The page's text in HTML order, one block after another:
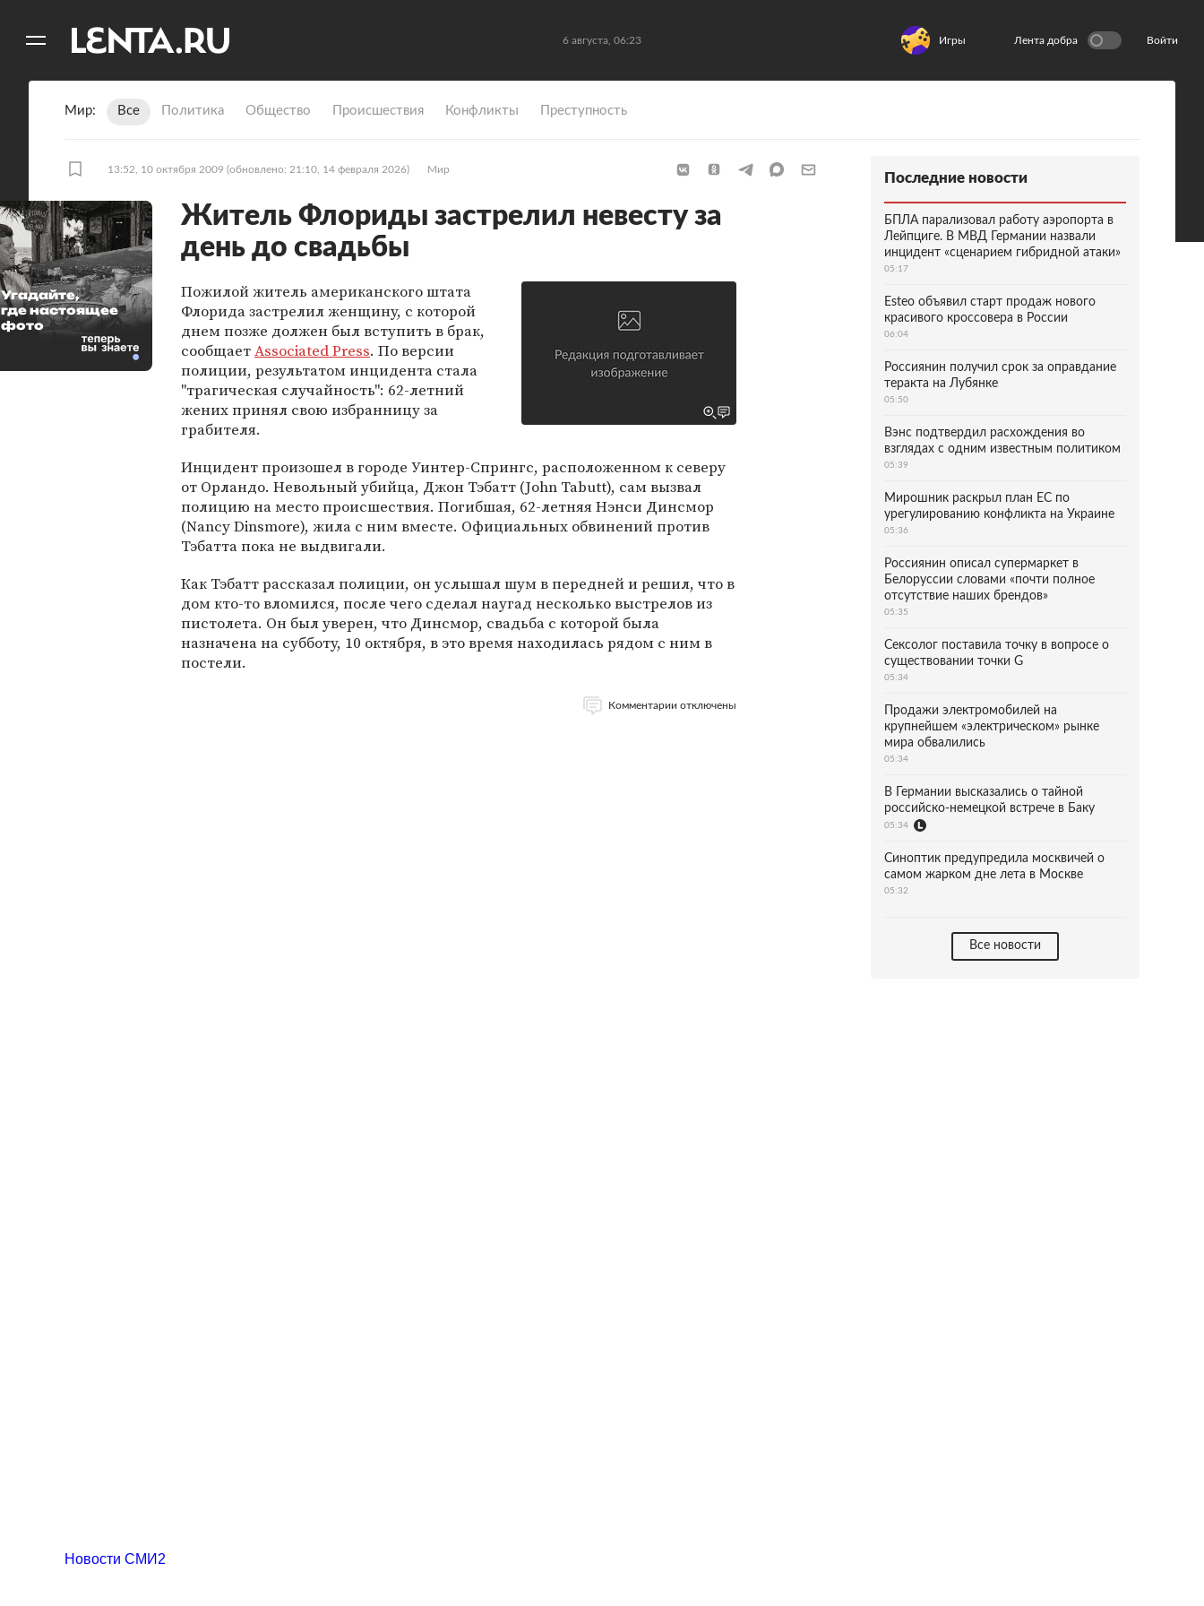
6 августа, 06:23 Игры Лента добра Войти
Мир Все Политика Общество Происшествия Конфликты Преступность
13:52, 10 октября 2009 (обновлено: 21:10, 14 февраля 2026) Мир
Житель Флориды застрелил невесту за
день до свадьбы
Пожилой житель американского штата
Флорида застрелил женщину, с которой
днем позже должен был вступить в брак,
сообщаетAssociated Press. По версии
полиции, результатом инцидента стала
"трагическая случайность": 62-летний
жених принял свою избранницу за
грабителя.
Инцидент произошел в городе Уинтер-Спрингс, расположенном к северу
от Орландо. Невольный убийца, Джон Тэбатт (John Tabutt), сам вызвал
полицию на место происшествия. Погибшая, 62-летняя Нэнси Динсмор
(Nancy Dinsmore), жила с ним вместе. Официальных обвинений против
Тэбатта пока не выдвигали.
Как Тэбатт рассказал полиции, он услышал шум в передней и решил, что в
дом кто-то вломился, после чего сделал наугад несколько выстрелов из
пистолета. Он был уверен, что Динсмор, свадьба с которой была
назначена на субботу, 10 октября, в это время находилась рядом с ним в
постели.
Комментарии отключены
Угадайте,
где настоящее
фото
Последние новости
БПЛА парализовал работу аэропорта в
Лейпциге. В МВД Германии назвали
инцидент «сценарием гибридной атаки»
05:17
Esteo объявил старт продаж нового
красивого кроссовера в России
06:04
Россиянин получил срок за оправдание
теракта на Лубянке
05:50
Вэнс подтвердил расхождения во
взглядах с одним известным политиком
05:39
Мирошник раскрыл план ЕС по
урегулированию конфликта на Украине
05:36
Россиянин описал супермаркет в
Белоруссии словами «почти полное
отсутствие наших брендов»
05:35
Сексолог поставила точку в вопросе о
существовании точки G
05:34
Продажи электромобилей на
крупнейшем «электрическом» рынке
мира обвалились
05:34
В Германии высказались о тайной
российско-немецкой встрече в Баку
05:34
Синоптик предупредила москвичей о
самом жарком дне лета в Москве
05:32
Все новости
Новости СМИ2